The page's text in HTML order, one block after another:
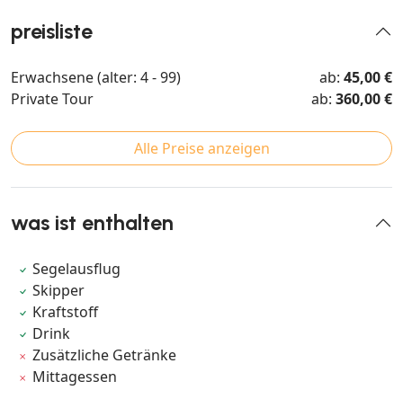
preisliste
Erwachsene (alter: 4 - 99) ab: 45,00 €
Private Tour
ab: 360,00 €
Alle Preise anzeigen
was ist enthalten
Segelausflug
Skipper
Kraftstoff
Drink
Zusätzliche Getränke
Mittagessen